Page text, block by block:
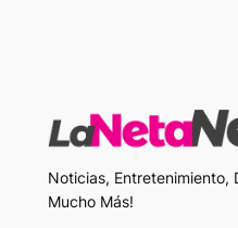
Noticias, Entretenimiento,
Mucho Más!